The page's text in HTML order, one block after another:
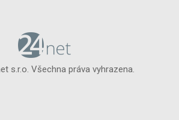
s.r.o. Všechna práva vyhrazena.